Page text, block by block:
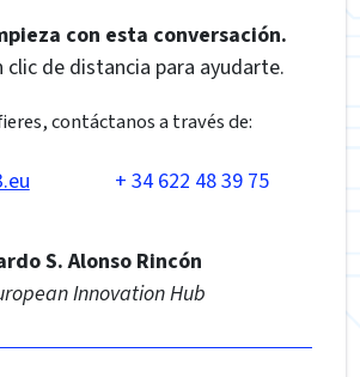
con esta conversación.
clic de distancia para ayudarte.
contáctanos a través de:
+ 34 622 48 39 75
S. Alonso Rincón
Innovation Hub